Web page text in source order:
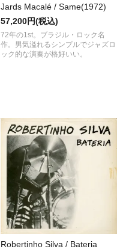
Jards Macalé / Same(1972)
57,200円(税込)
72年の1st。ブラジル・ロック名
作。男気溢れるシンプルでジャズロ
ック的な演奏が格好いい。
Robertinho Silva / Bateria